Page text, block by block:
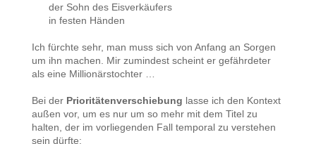
der Sohn des Eisverkäufers
in festen Händen
Ich fürchte sehr, man muss sich von Anfang an Sorgen
um ihn machen. Mir zumindest scheint er gefährdeter
als eine Millionärstochter …
Bei der Prioritätenverschiebung lasse ich den Kontext
außen vor, um es nur um so mehr mit dem Titel zu
halten, der im vorliegenden Fall temporal zu verstehen
sein dürfte: